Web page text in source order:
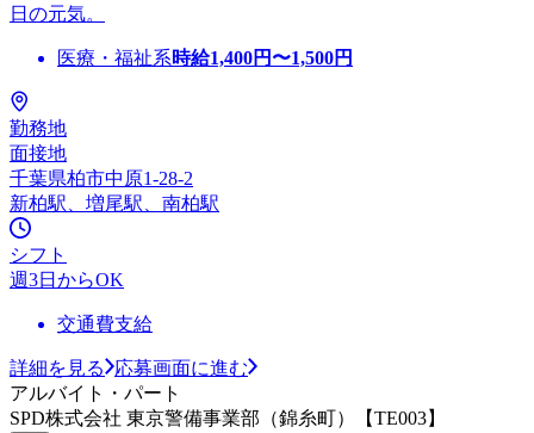
日の元気。
医療・福祉系時給1,400円〜1,500円
勤務地
面接地
千葉県柏市中原1-28-2
新柏駅、増尾駅、南柏駅
シフト
週3日からOK
交通費支給
詳細を見る
応募画面に進む
アルバイト・パート
SPD株式会社 東京警備事業部（錦糸町）【TE003】